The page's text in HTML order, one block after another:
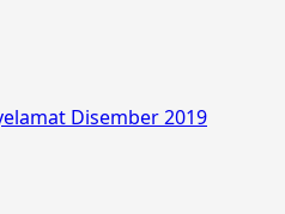
Disember 2019